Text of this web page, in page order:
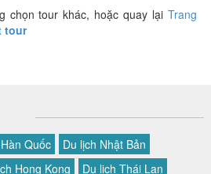
chọn tour khác, hoặc quay lạiTrang
tour
Quốc
Du lịch Nhật Bản
Hong Kong
Du lịch Thái Lan